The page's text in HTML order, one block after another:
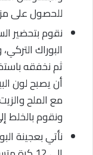
للحصول على
نقوم بتحضير
البوراك
ثم نخفقه
أن يصبح لون
مع الملح
ونقوم بالخلط
نأتي بعجينة